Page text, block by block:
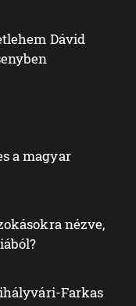
Dávid
a magyar
nézve,
Farkas